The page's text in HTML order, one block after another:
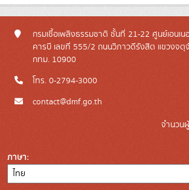
กรมเชื้อเพลิงธรรมชาติ ชั้นที่ 21-22 ศูนย์เอนเ
คารบี เลขที่ 555/2 ถนนวิภาวดีรังสิต แขวงจตุ
กทม. 10900
โทร. 0-2794-3000
contact@dmf.go.th
จำนวน
ภาษา